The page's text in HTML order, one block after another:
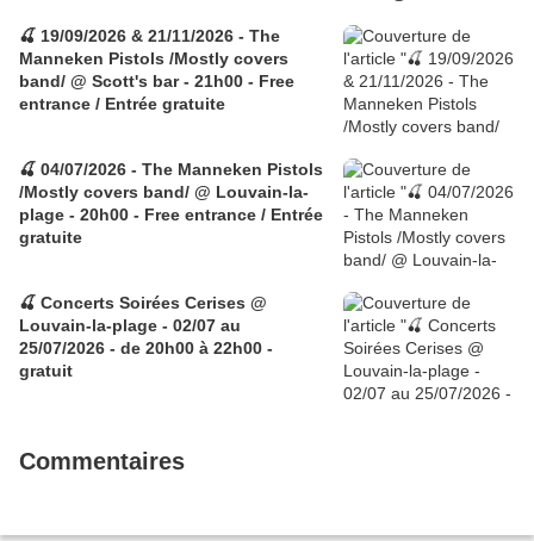
🍒 19/09/2026 & 21/11/2026 - The
Manneken Pistols /Mostly covers
band/ @ Scott's bar - 21h00 - Free
entrance / Entrée gratuite
🍒 04/07/2026 - The Manneken Pistols
/Mostly covers band/ @ Louvain-la-
plage - 20h00 - Free entrance / Entrée
gratuite
🍒 Concerts Soirées Cerises @
Louvain-la-plage - 02/07 au
25/07/2026 - de 20h00 à 22h00 -
gratuit
Commentaires